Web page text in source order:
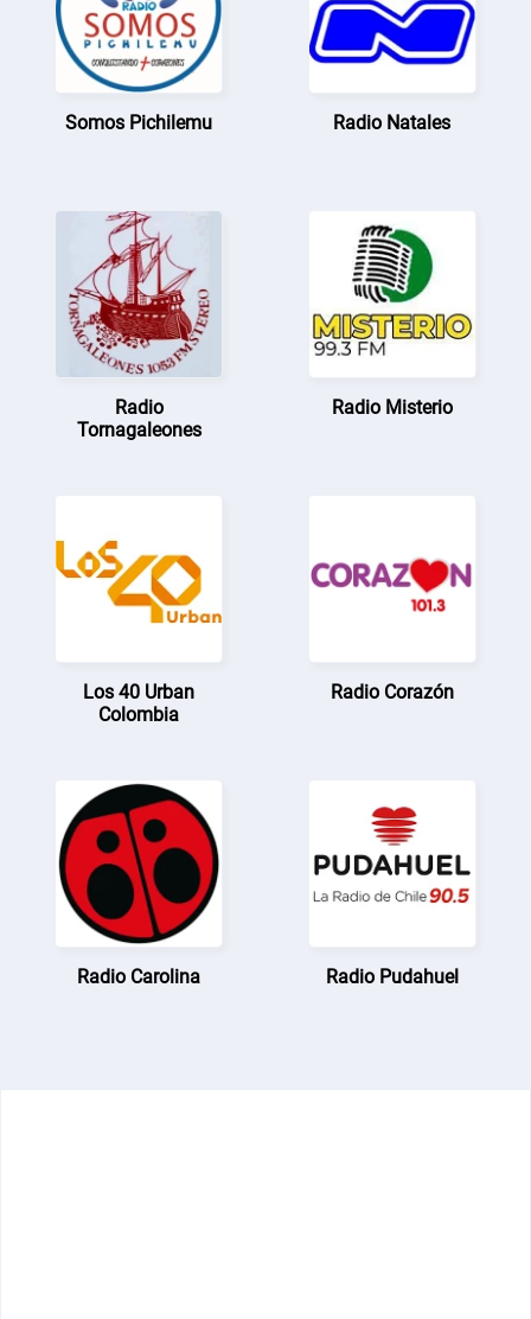
Somos Pichilemu Radio Natales
Radio
Tornagaleones
Radio Misterio
Los 40 Urban
Colombia
Radio Corazón
Radio Carolina Radio Pudahuel